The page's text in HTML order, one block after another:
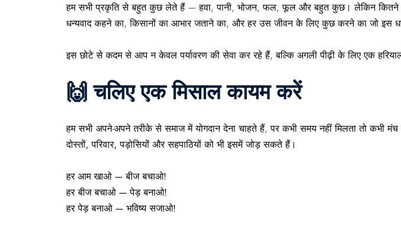
हम सभी प्रकृति से बहुत कुछ लेते हैं — हवा, पानी, भोजन, फल, फूल और बहुत कुछ। लेकिन
धन्यवादकहने का,किसानों का आभारजताने का, और हर उस जीवन के लिए कुछ करने का जो इस
इस छोटे से कदम से आप न केवलपर्यावरण की सेवाकर रहे हैं, बल्कि अगली पीढ़ी के लिए एक
🙌 चलिए एक मिसाल कायम करें
हम सभी अपने-अपने तरीके से समाज में योगदान देना चाहते हैं, पर कभी समय नहीं मिलता तो कभी मंच
दोस्तों, परिवार, पड़ोसियों औरसहपाठियोंको भी इसमें जोड़ सकते हैं।
हर आम खाओ — बीज बचाओ!
हर बीज बचाओ — पेड़ बनाओ!
हर पेड़ बनाओ — भविष्य सजाओ!